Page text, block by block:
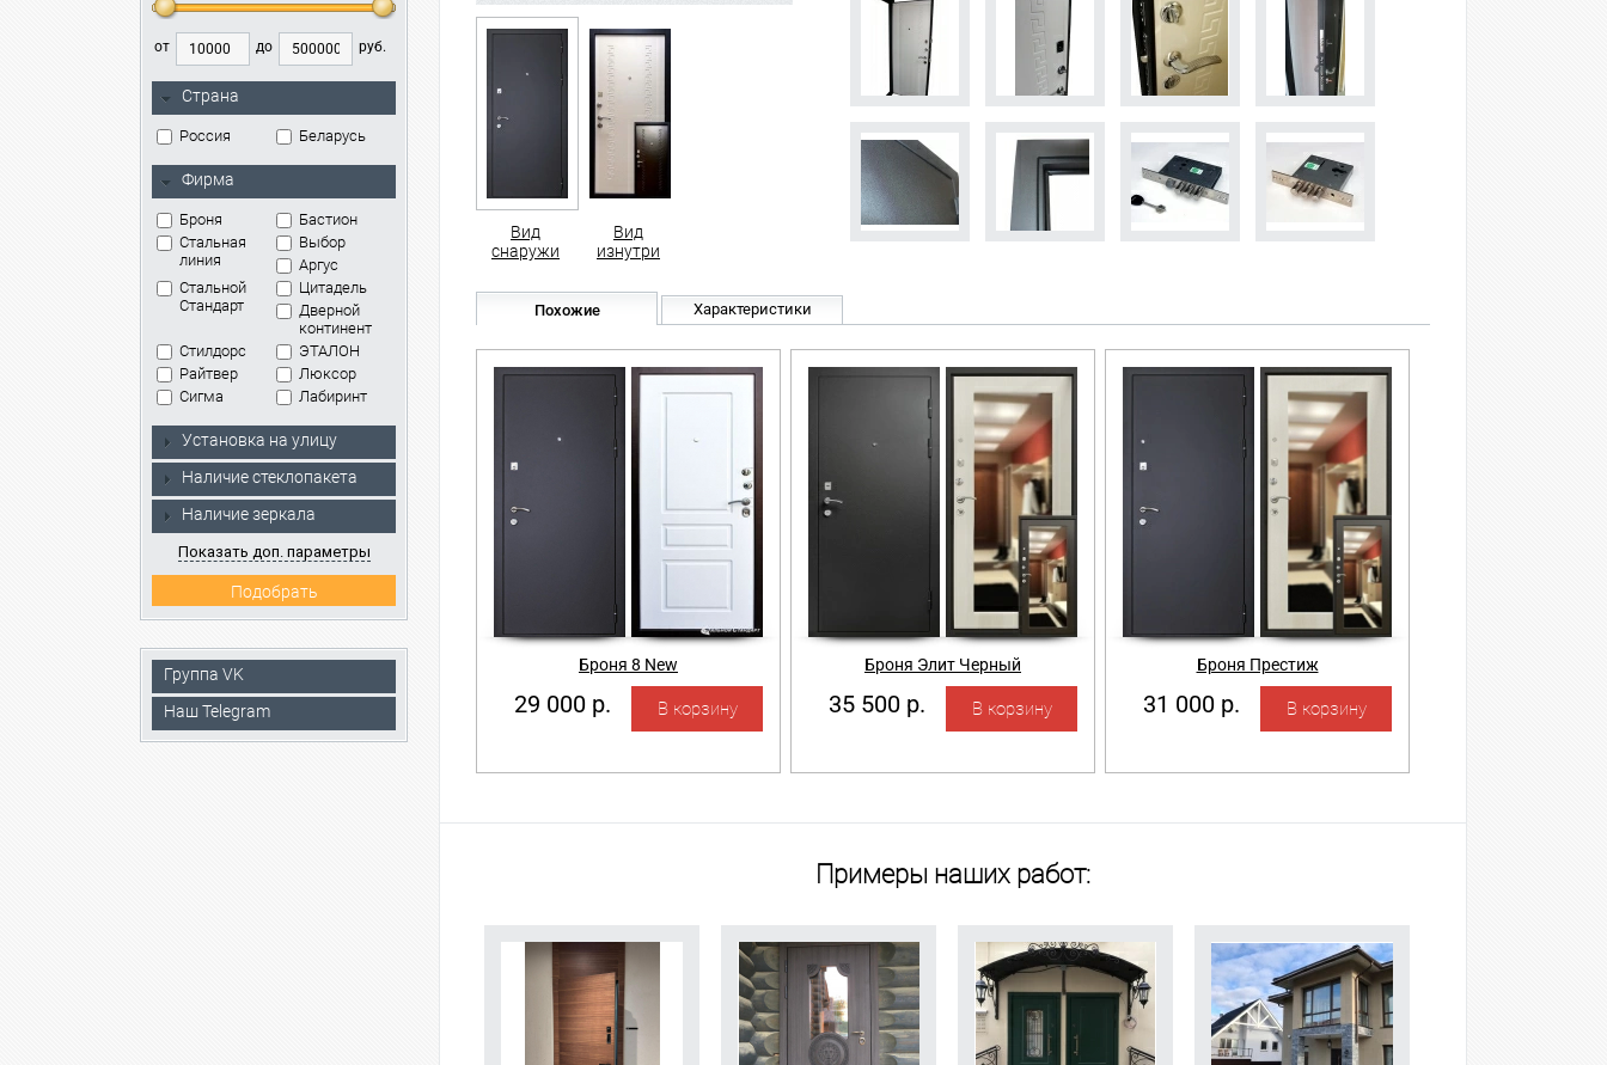
от до руб.
Страна
Россия Беларусь
Фирма
Броня
Бастион
Стальная
линия
Выбор
Аргус
Стальной
Стандарт
Цитадель
Дверной
континент
Стилдорс
ЭТАЛОН
Райтвер
Люксор
Сигма
Лабиринт
Установка на улицу
Наличие стеклопакета
Наличие зеркала
Показать доп. параметры
Группа VK
Наш Telegram
Вид
снаружи
Вид
изнутри
Похожие Характеристики
Броня 8 New
29 000 р.
Броня Элит Черный
35 500 р.
Броня Престиж
31 000 р.
Примеры наших работ: